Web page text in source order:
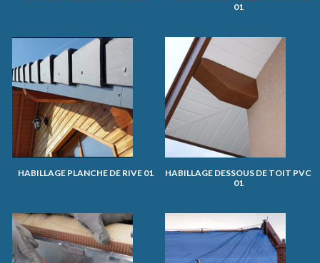
01
HABILLAGE PLANCHE DE RIVE 01
HABILLAGE DESSOUS DE TOIT PVC
01